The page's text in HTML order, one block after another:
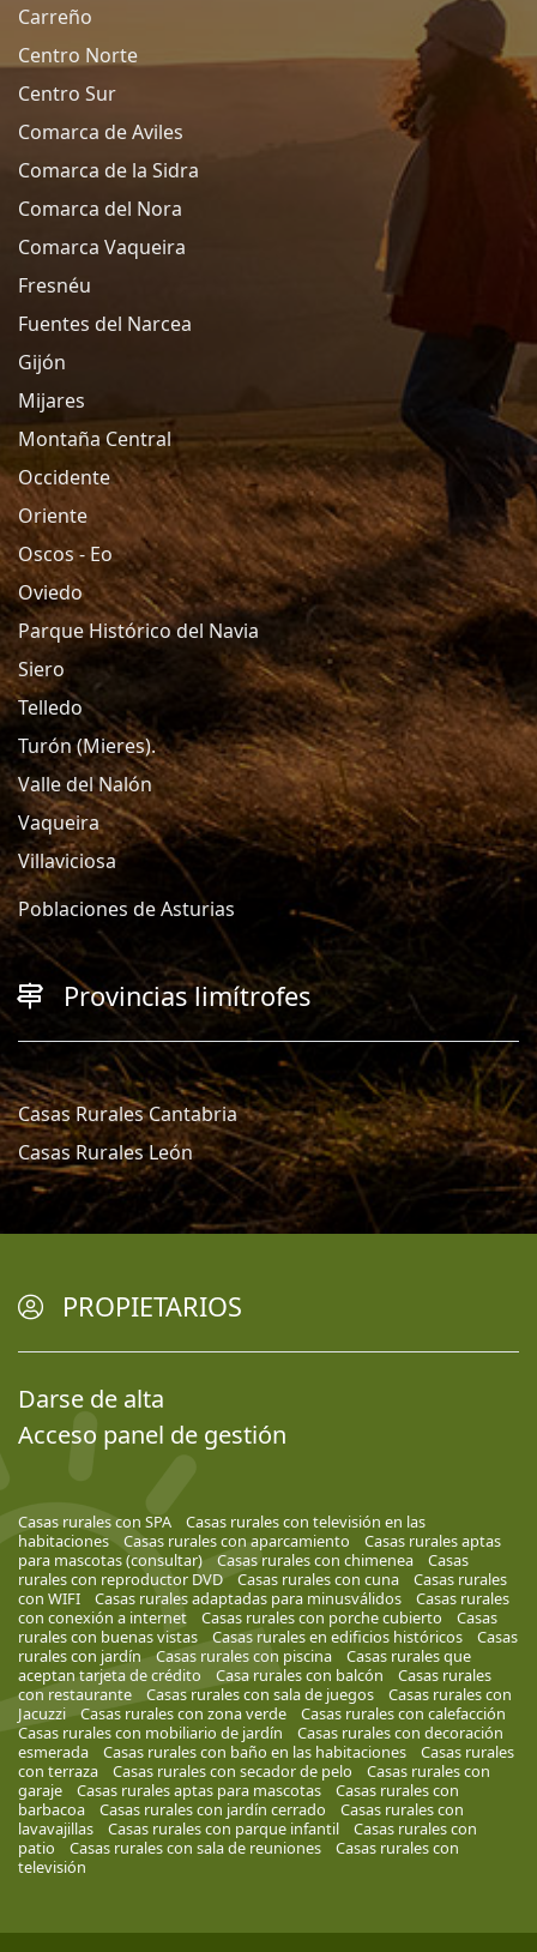
Carreño
Centro Norte
Centro Sur
Comarca de Aviles
Comarca de la Sidra
Comarca del Nora
Comarca Vaqueira
Fresnéu
Fuentes del Narcea
Gijón
Mijares
Montaña Central
Occidente
Oriente
Oscos - Eo
Oviedo
Parque Histórico del Navia
Siero
Telledo
Turón (Mieres).
Valle del Nalón
Vaqueira
Villaviciosa
Poblaciones de Asturias
Provincias limítrofes
Casas Rurales Cantabria
Casas Rurales León
PROPIETARIOS
Darse de alta
Acceso panel de gestión
Casas rurales con SPA
Casas rurales con televisión en las
habitaciones
Casas rurales con aparcamiento
Casas rurales aptas
para mascotas (consultar)
Casas rurales con chimenea
Casas
rurales con reproductor DVD
Casas rurales con cuna
Casas rurales
con WIFI
Casas rurales adaptadas para minusválidos
Casas rurales
con conexión a internet
Casas rurales con porche cubierto
Casas
rurales con buenas vistas
Casas rurales en edificios históricos
Casas
rurales con jardín
Casas rurales con piscina
Casas rurales que
aceptan tarjeta de crédito
Casa rurales con balcón
Casas rurales
con restaurante
Casas rurales con sala de juegos
Casas rurales con
Jacuzzi
Casas rurales con zona verde
Casas rurales con calefacción
Casas rurales con mobiliario de jardín
Casas rurales con decoración
esmerada
Casas rurales con baño en las habitaciones
Casas rurales
con terraza
Casas rurales con secador de pelo
Casas rurales con
garaje
Casas rurales aptas para mascotas
Casas rurales con
barbacoa
Casas rurales con jardín cerrado
Casas rurales con
lavavajillas
Casas rurales con parque infantil
Casas rurales con
patio
Casas rurales con sala de reuniones
Casas rurales con
televisión